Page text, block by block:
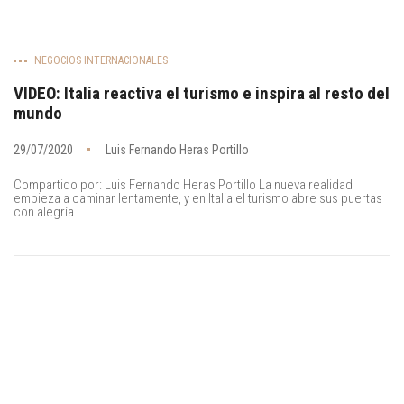
NEGOCIOS INTERNACIONALES
VIDEO: Italia reactiva el turismo e inspira al resto del
mundo
29/07/2020 Luis Fernando Heras Portillo
Compartido por: Luis Fernando Heras Portillo La nueva realidad
empieza a caminar lentamente, y en Italia el turismo abre sus puertas
con alegría...